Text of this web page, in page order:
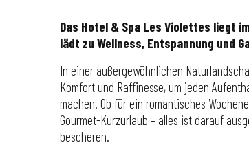
Das Hotel & Spa Les Violettes liegt
lädt zu Wellness, Entspannung und
In einer außergewöhnlichen
Komfort und Raffinesse, um jeden
machen. Ob für ein romantisches
Gourmet-Kurzurlaub – alles ist darauf
bescheren.